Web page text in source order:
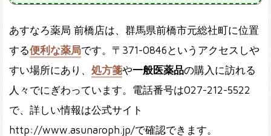
あすなろ薬局 前橋店は、群馬県前橋市元総社町に位置
する便利な薬局です。〒371-0846というアクセスしや
すい場所にあり、 処方箋や一般医薬品の購入に訪れる
人々でにぎわっています。電話番号は027-212-5522
で、詳しい情報は公式サイト
http://www.asunaroph.jp/で確認できます。